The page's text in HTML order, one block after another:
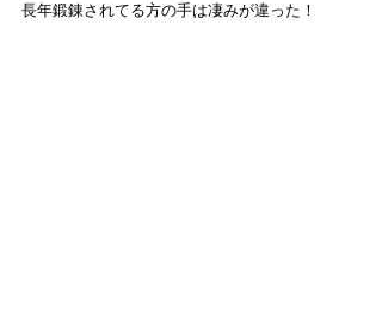
長年鍛錬されてる方の手は凄みが違った！